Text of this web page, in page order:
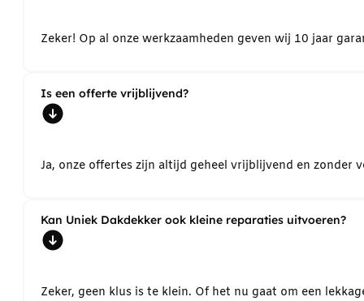
Zeker! Op al onze werkzaamheden geven wij 10 jaar
Is een offerte vrijblijvend?
Ja, onze offertes zijn altijd geheel vrijblijvend en
Kan Uniek Dakdekker ook kleine reparaties uitvoeren?
Zeker, geen klus is te klein. Of het nu gaat om een